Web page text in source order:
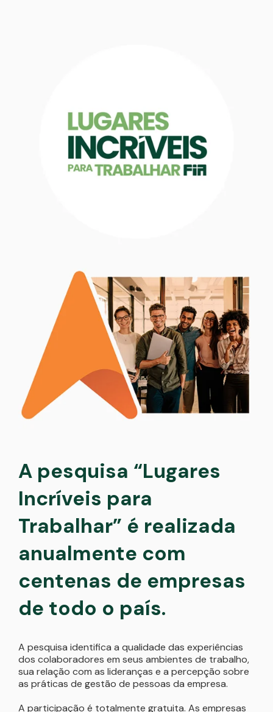
A pesquisa “Lugares
Incríveis para
Trabalhar” é realizada
anualmente com
centenas de empresas
de todo o país.
A pesquisa identifica a qualidade das experiências
dos colaboradores em seus ambientes de trabalho,
sua relação com as lideranças e a percepção sobre
as práticas de gestão de pessoas da empresa.
A participação é totalmente gratuita. As empresas